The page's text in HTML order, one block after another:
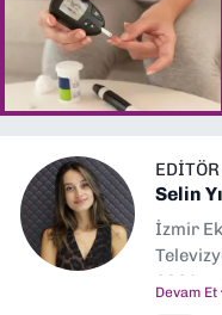
Selin
İzmir
2024
Devam Et